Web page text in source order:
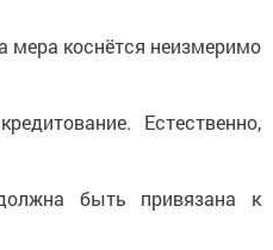
мера коснётся неизмеримо
Естественно,
быть привязана к